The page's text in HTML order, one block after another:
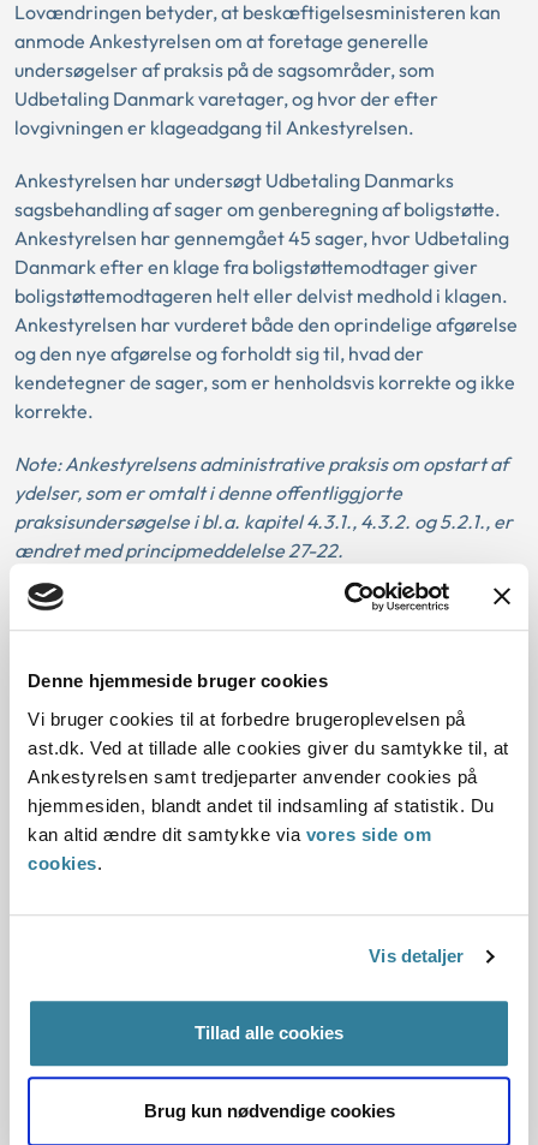
Denne hjemmeside bruger cookies
Vi bruger cookies til at forbedre brugeroplevelsen på
ast.dk. Ved at tillade alle cookies giver du samtykke til, at
Ankestyrelsen samt tredjeparter anvender cookies på
hjemmesiden, blandt andet til indsamling af statistik. Du
kan altid ændre dit samtykke via vores side om
cookies.
Vis detaljer
Tillad alle cookies
Brug kun nødvendige cookies
Lovændringen betyder, at beskæftigelsesministeren kan
anmode Ankestyrelsen om at foretage generelle
undersøgelser af praksis på de sagsområder, som
Udbetaling Danmark varetager, og hvor der efter
lovgivningen er klageadgang til Ankestyrelsen.
Ankestyrelsen har undersøgt Udbetaling Danmarks
sagsbehandling af sager om genberegning af boligstøtte.
Ankestyrelsen har gennemgået 45 sager, hvor Udbetaling
Danmark efter en klage fra boligstøttemodtager giver
boligstøttemodtageren helt eller delvist medhold i klagen.
Ankestyrelsen har vurderet både den oprindelige afgørelse
og den nye afgørelse og forholdt sig til, hvad der
kendetegner de sager, som er henholdsvis korrekte og ikke
korrekte.
Note: Ankestyrelsens administrative praksis om opstart af
ydelser, som er omtalt i denne offentliggjorte
praksisundersøgelse i bl.a. kapitel 4.3.1., 4.3.2. og 5.2.1., er
ændret med principmeddelelse 27-22.
Bilag
Bilag 2: Udbetaling Danmarks
redegørelse
Bilag 3: Vejledende udtalelser fra STAR
Principmeddelelser